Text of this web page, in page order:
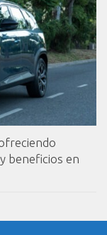
beneficios en